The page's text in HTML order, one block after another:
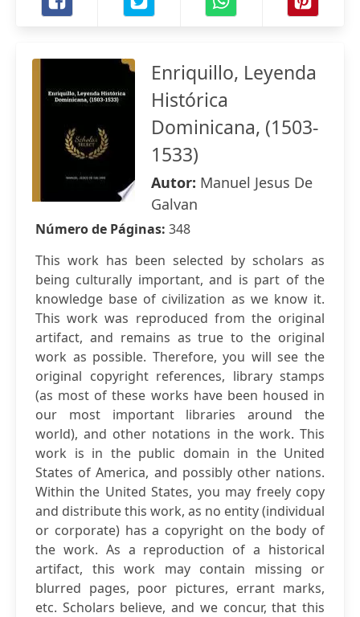
Enriquillo, Leyenda
Histórica
Dominicana, (1503-
1533)
Autor: Manuel Jesus De
Galvan
Número de Páginas: 348
This work has been selected by scholars as
being culturally important, and is part of the
knowledge base of civilization as we know it.
This work was reproduced from the original
artifact, and remains as true to the original
work as possible. Therefore, you will see the
original copyright references, library stamps
(as most of these works have been housed in
our most important libraries around the
world), and other notations in the work. This
work is in the public domain in the United
States of America, and possibly other nations.
Within the United States, you may freely copy
and distribute this work, as no entity (individual
or corporate) has a copyright on the body of
the work. As a reproduction of a historical
artifact, this work may contain missing or
blurred pages, poor pictures, errant marks,
etc. Scholars believe, and we concur, that this